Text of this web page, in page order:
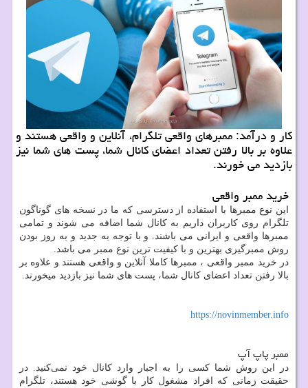
كار و درآمد: ممبرهای واقعی تلگرام، آنلاین و واقعی هستند و
علاوه بر بالا رفتن تعداد اعضای كانال شما، پست های شما نیز
بازدید می خورند.
خرید ممبر واقعی
این نوع ممبرها با استفاده از دسترسی که ما در نسخه های گوناگون
تلگرام روی کاربران داریم به کانال شما اضافه می شوند و تمامی
ممبرها واقعی و ایرانی می باشند. و با توجه به جدید و به روز بودن
روش ممبرگیری بهترین و با کیفیت ترین نوع ممبر می باشد.
در خرید ممبر واقعی ، ممبرها کاملا آنلاین و واقعی هستند و علاوه بر
بالا رفتن تعداد اعضای کانال شما، پست های شما نیز بازدید میخورند.
https://novinmember.info
ممبر پاپ آپ
در این روش شما کسی را به اجبار وارد کانال خود نمی‌کنید. در
حقیقت زمانی که افراد مشغول کار با گوشی خود هستند، تلگرام